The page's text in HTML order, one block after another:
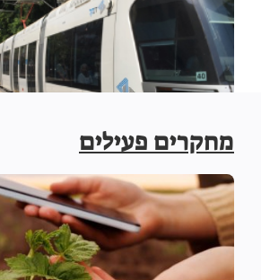
תכנון מונחה צדק
מחקרים פעילים